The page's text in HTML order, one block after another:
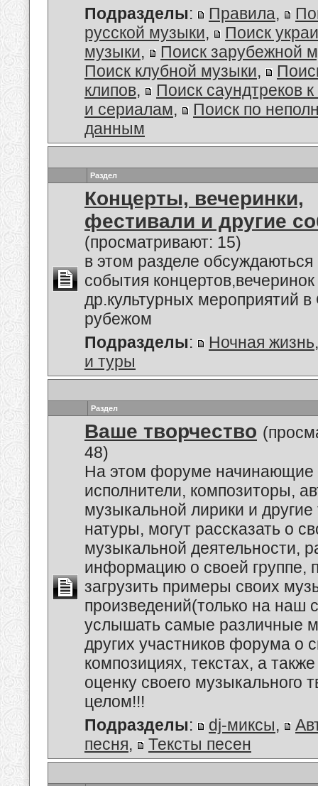
Подразделы: Правила,
русской музыки,
Поиск
музыки,
Поиск зарубежной
Поиск клубной музыки,
клипов,
Поиск саундтреков
и сериалам,
Поиск по
данным
Раздел
Концерты, вечеринки,
фестивали и другие
(просматривают: 15)
в этом разделе
события
др.культурных мероприятий
рубежом
Подразделы: Ночная жизнь
и туры
Раздел
Ваше творчество
48)
На этом форуме начинающие
исполнители, композиторы,
музыкальной лирики и другие
натуры, могут рассказать о
музыкальной деятельности,
информацию о своей группе,
загрузить примеры своих
произведений(только на наш
услышать самые различные
других участников форума о
композициях, текстах, а
оценку своего музыкального
целом!!!
Подразделы: dj-миксы,
песня, Тексты песен